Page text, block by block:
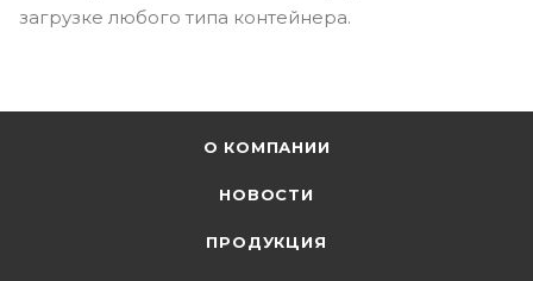
загрузке любого типа контейнера.
О КОМПАНИИ
НОВОСТИ
ПРОДУКЦИЯ